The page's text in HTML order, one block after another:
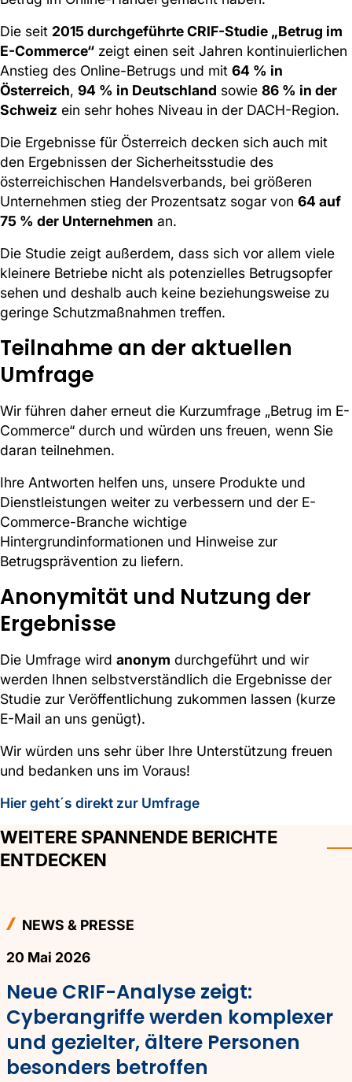
Die seit 2015 durchgeführte CRIF-Studie „Betrug im
E-Commerce“ zeigt einen seit Jahren kontinuierlichen
Anstieg des Online-Betrugs und mit 64 % in
Österreich, 94 % in Deutschland sowie 86 % in der
Schweiz ein sehr hohes Niveau in der DACH-Region.
Die Ergebnisse für Österreich decken sich auch mit
den Ergebnissen der Sicherheitsstudie des
österreichischen Handelsverbands, bei größeren
Unternehmen stieg der Prozentsatz sogar von 64 auf
75 % der Unternehmen an.
Die Studie zeigt außerdem, dass sich vor allem viele
kleinere Betriebe nicht als potenzielles Betrugsopfer
sehen und deshalb auch keine beziehungsweise zu
geringe Schutzmaßnahmen treffen.
Teilnahme an der aktuellen
Umfrage
Wir führen daher erneut die Kurzumfrage „Betrug im E-
Commerce“ durch und würden uns freuen, wenn Sie
daran teilnehmen.
Ihre Antworten helfen uns, unsere Produkte und
Dienstleistungen weiter zu verbessern und der E-
Commerce-Branche wichtige
Hintergrundinformationen und Hinweise zur
Betrugsprävention zu liefern.
Anonymität und Nutzung der
Ergebnisse
Die Umfrage wird anonym durchgeführt und wir
werden Ihnen selbstverständlich die Ergebnisse der
Studie zur Veröffentlichung zukommen lassen (kurze
E-Mail an uns genügt).
Wir würden uns sehr über Ihre Unterstützung freuen
und bedanken uns im Voraus!
Hier geht´s direkt zur Umfrage
WEITERE SPANNENDE BERICHTE
ENTDECKEN
NEWS & PRESSE
20 Mai 2026
Neue CRIF-Analyse zeigt:
Cyberangriffe werden komplexer
und gezielter, ältere Personen
besonders betroffen